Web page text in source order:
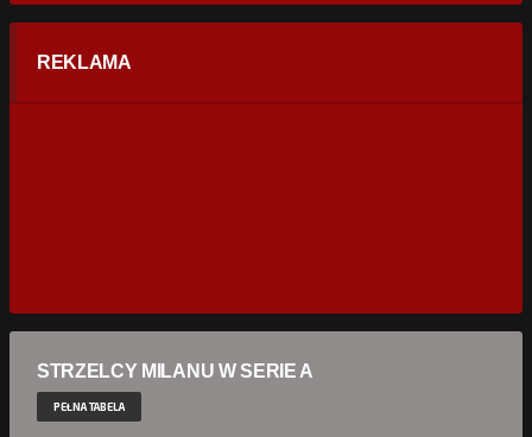
REKLAMA
STRZELCY MILANU W SERIE A
PEŁNA TABELA